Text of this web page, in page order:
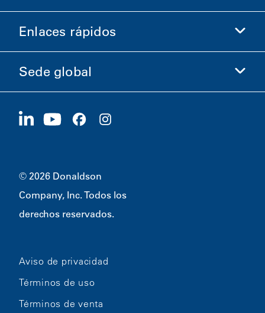
Comprar en Donaldson
Información de la empresa
Ética y cumplimiento
Carreras
Enlaces rápidos
Inversionistas
Proveedores
Sostenibilidad
Sede global
1400 W 94th Street
© 2026 Donaldson
Company, Inc. Todos los
derechos reservados.
Aviso de privacidad
Términos de uso
Términos de venta